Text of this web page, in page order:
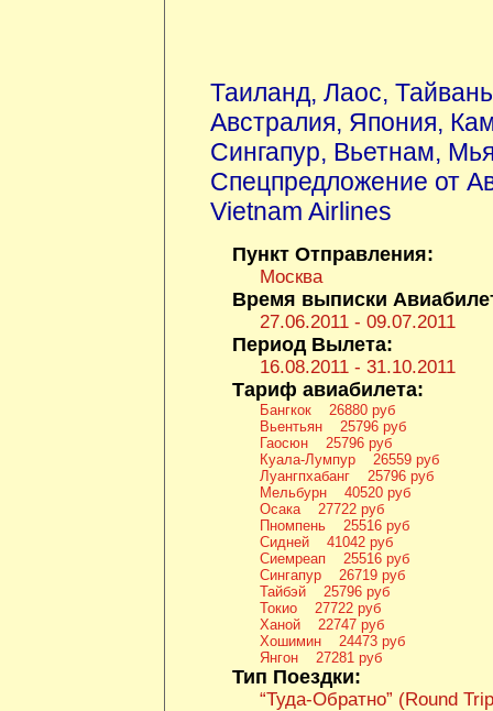
Таиланд, Лаос, Тайвань
Австралия, Япония,
Сингапур, Вьетнам,
Спецпредложение от
Vietnam Airlines
Пункт Отправления:
Москва
Время выписки
27.06.2011 - 09.07.2011
Период Вылета:
16.08.2011 - 31.10.2011
Тариф авиабилета:
Бангкок 26880 руб
Вьентьян 25796 руб
Гаосюн 25796 руб
Куала-Лумпур 26559 руб
Луангпхабанг 25796 руб
Мельбурн 40520 руб
Осака 27722 руб
Пномпень 25516 руб
Сидней 41042 руб
Сиемреап 25516 руб
Сингапур 26719 руб
Тайбэй 25796 руб
Токио 27722 руб
Ханой 22747 руб
Хошимин 24473 руб
Янгон 27281 руб
Тип Поездки:
“Туда-Обратно” (Round